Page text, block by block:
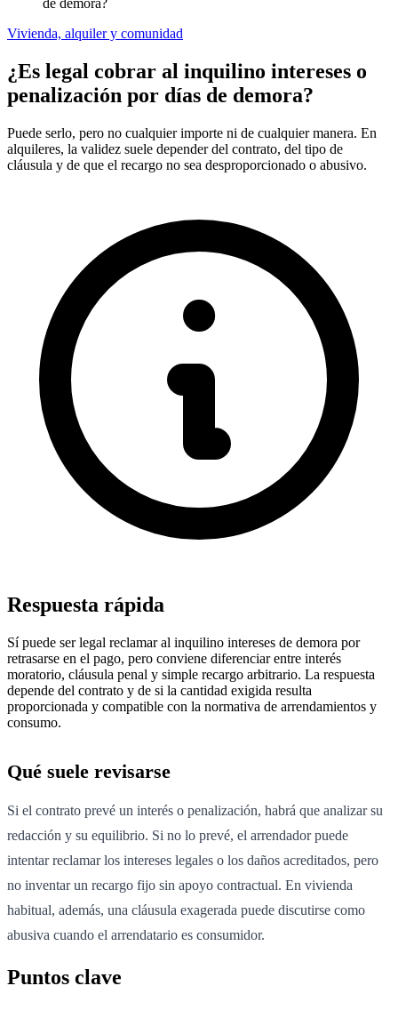
de demora?
Vivienda, alquiler y comunidad
¿Es legal cobrar al inquilino intereses o
penalización por días de demora?
Puede serlo, pero no cualquier importe ni de cualquier manera. En
alquileres, la validez suele depender del contrato, del tipo de
cláusula y de que el recargo no sea desproporcionado o abusivo.
Respuesta rápida
Sí puede ser legal reclamar al inquilino intereses de demora por
retrasarse en el pago, pero conviene diferenciar entre interés
moratorio, cláusula penal y simple recargo arbitrario. La respuesta
depende del contrato y de si la cantidad exigida resulta
proporcionada y compatible con la normativa de arrendamientos y
consumo.
Qué suele revisarse
Si el contrato prevé un interés o penalización, habrá que analizar su
redacción y su equilibrio. Si no lo prevé, el arrendador puede
intentar reclamar los intereses legales o los daños acreditados, pero
no inventar un recargo fijo sin apoyo contractual. En vivienda
habitual, además, una cláusula exagerada puede discutirse como
abusiva cuando el arrendatario es consumidor.
Puntos clave